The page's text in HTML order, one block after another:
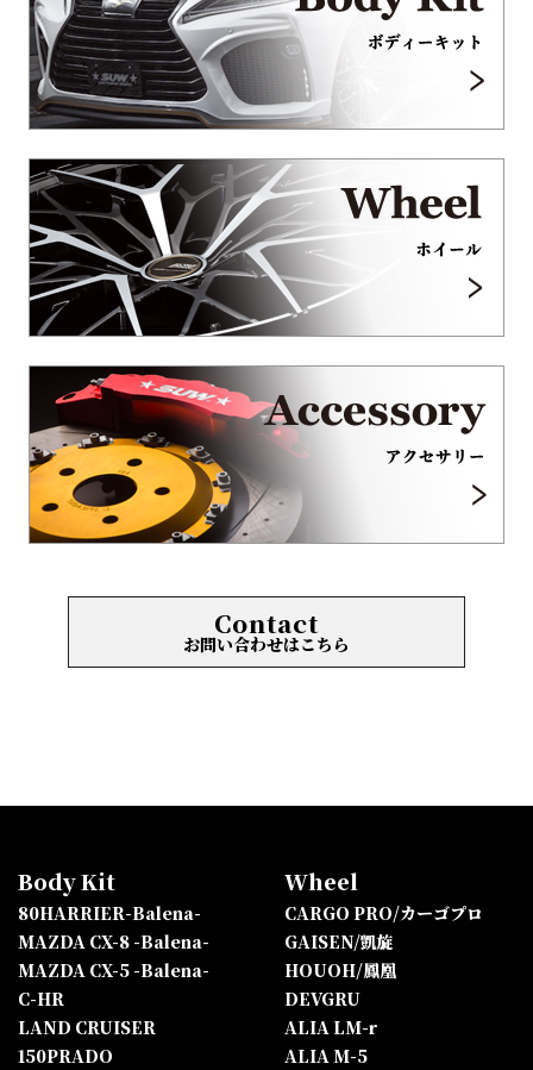
Contact
お問い合わせはこちら
Body Kit
80HARRIER-Balena-
MAZDA CX-8 -Balena-
MAZDA CX-5 -Balena-
C-HR
LAND CRUISER
150PRADO
Wheel
CARGO PRO/カーゴプロ
GAISEN/凱旋
HOUOH/鳳凰
DEVGRU
ALIA LM-r
ALIA M-5